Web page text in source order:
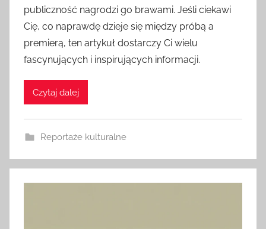
publiczność nagrodzi go brawami. Jeśli ciekawi
Cię, co naprawdę dzieje się między próbą a
premierą, ten artykuł dostarczy Ci wielu
fascynujących i inspirujących informacji.
Czytaj dalej
Reportaże kulturalne